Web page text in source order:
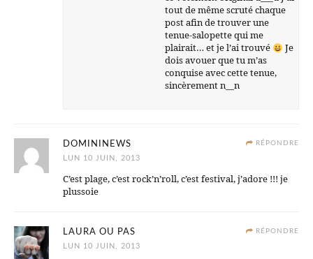
tout de même scruté chaque
post afin de trouver une
tenue-salopette qui me
plairait… et je l’ai trouvé
Je
dois avouer que tu m’as
conquise avec cette tenue,
sincèrement n__n
RÉPONDRE
DOMININEWS
LUN 10 JUIN, 2013
C’est plage, c’est rock’n’roll, c’est festival, j’adore !!! je
plussoie
RÉPONDRE
LAURA OU PAS
LUN 10 JUIN, 2013